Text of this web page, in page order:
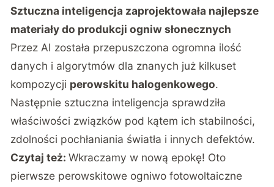
Sztuczna inteligencja zaprojektowała najlepsze
materiały do produkcji ogniw słonecznych
Przez AI została przepuszczona ogromna ilość
danych i algorytmów dla znanych już kilkuset
kompozycji perowskitu halogenkowego.
Następnie sztuczna inteligencja sprawdziła
właściwości związków pod kątem ich stabilności,
zdolności pochłaniania światła i innych defektów.
Czytaj też:Wkraczamy w nową epokę! Oto
pierwsze perowskitowe ogniwo fotowoltaiczne